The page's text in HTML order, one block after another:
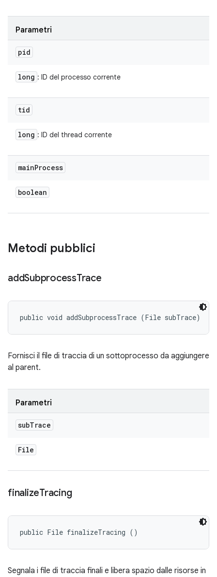
Parametri
pid
long : ID del processo corrente
tid
long : ID del thread corrente
mainProcess
boolean
Metodi pubblici
addSubprocessTrace
public void addSubprocessTrace (File subTrace)
Fornisci il file di traccia di un sottoprocesso da aggiungere
al parent.
Parametri
subTrace
File
finalizeTracing
public File finalizeTracing ()
Segnala i file di traccia finali e libera spazio dalle risorse in